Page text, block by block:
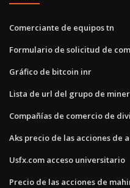
Comerciante de equipos tn
Formulario de solicitud de
Gráfico de bitcoin inr
Lista de url del grupo de
Compañías de comercio de
Aks precio de las acciones de
Usfx.com acceso universitario
Precio de las acciones de